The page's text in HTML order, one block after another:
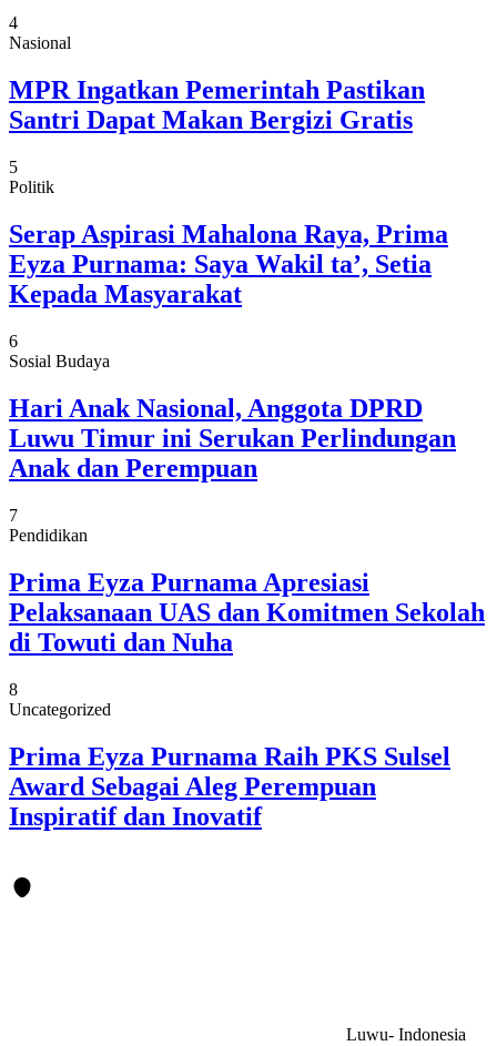
4
Nasional
MPR Ingatkan Pemerintah Pastikan
Santri Dapat Makan Bergizi Gratis
5
Politik
Serap Aspirasi Mahalona Raya, Prima
Eyza Purnama: Saya Wakil ta’, Setia
Kepada Masyarakat
6
Sosial Budaya
Hari Anak Nasional, Anggota DPRD
Luwu Timur ini Serukan Perlindungan
Anak dan Perempuan
7
Pendidikan
Prima Eyza Purnama Apresiasi
Pelaksanaan UAS dan Komitmen Sekolah
di Towuti dan Nuha
8
Uncategorized
Prima Eyza Purnama Raih PKS Sulsel
Award Sebagai Aleg Perempuan
Inspiratif dan Inovatif
Luwu- Indonesia